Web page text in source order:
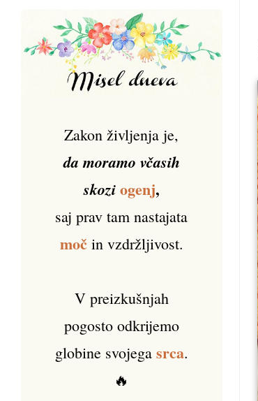
Zakon življenja je,
da moramo včasih
skozi ogenj,
saj prav tam nastajata
močin vzdržljivost.
V preizkušnjah
pogosto odkrijemo
globine svojega srca.
🔥